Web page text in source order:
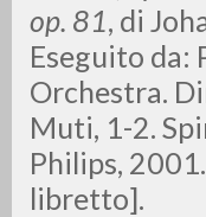
op. 81, di
Eseguito da:
Orchestra.
Muti, 1-2.
Philips,
libretto].
0